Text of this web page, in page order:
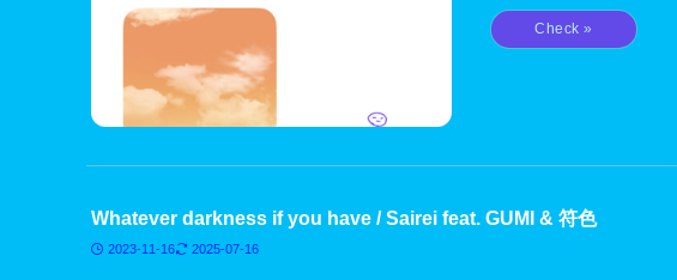
Whatever darkness if you have / Sairei feat. GUMI & 符色
2023-11-16 2025-07-16